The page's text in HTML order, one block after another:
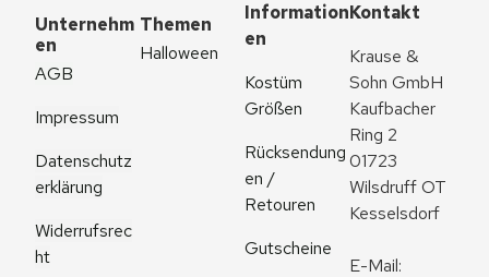
Unternehm
en
AGB
Impressum
Datenschutz
erklärung
Widerrufsrec
ht
Themen
Halloween
Information
en
Kostüm
Größen
Rücksendung
en /
Retouren
Gutscheine
Kontakt
Krause &
Sohn GmbH
Kaufbacher
Ring 2
01723
Wilsdruff OT
Kesselsdorf